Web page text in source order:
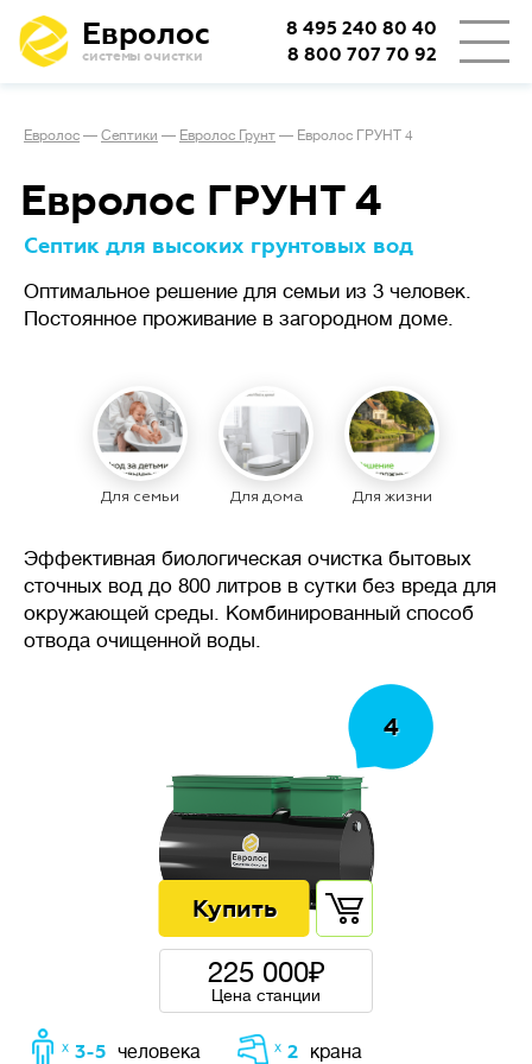
Евролос
системы очистки
8 495 240 80 40
8 800 707 70 92
Евролос — Септики — Евролос Грунт — Евролос ГРУНТ 4
Евролос ГРУНТ 4
Септик для высоких грунтовых вод
Оптимальное решение для семьи из 3 человек.
Постоянное проживание в загородном доме.
Для семьи Для дома Для жизни
Эффективная биологическая очистка бытовых
сточных вод до 800 литров в сутки без вреда для
окружающей среды. Комбинированный способ
отвода очищенной воды.
4
225 000
Цена станции
ᕁ 3-5 человека ᕁ 2 крана
станции.Сезонноепроживание
(дача или дом выходного дня)
с отключением электричества,
важно, чтобы система легко
запускалась заново.
системы очистки, даже при
неравномерном поступлении
стоков в течение дня.
Накопительные
(выгребные ямы, герметичные
резервуары) — накопление
сточных вод без очистки,
требует регулярной откачки
ассенизаторской машиной.
— сточных воды осаждаются